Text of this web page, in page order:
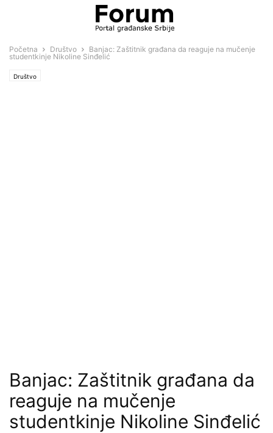
Početna Društvo
Banjac: Zaštitnik građana da reaguje na mučenje
studentkinje Nikoline Sinđelić
Društvo
Banjac: Zaštitnik građana da
reaguje na mučenje
studentkinje Nikoline Sinđelić